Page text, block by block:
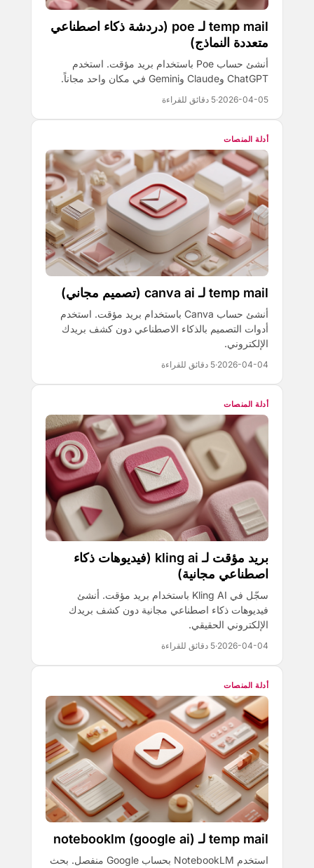
temp mail لـ poe (دردشة ذكاء اصطناعي
متعددة النماذج)
أنشئ حساب Poe باستخدام بريد مؤقت. استخدم
ChatGPT وClaude وGemini في مكان واحد مجاناً.
2026-04-05
·5 دقائق للقراءة
أدلة المنصات
temp mail لـ canva ai (تصميم مجاني)
أنشئ حساب Canva باستخدام بريد مؤقت. استخدم
أدوات التصميم بالذكاء الاصطناعي دون كشف بريدك
الإلكتروني.
2026-04-04
·5 دقائق للقراءة
أدلة المنصات
بريد مؤقت لـ kling ai (فيديوهات ذكاء
اصطناعي مجانية)
سجّل في Kling AI باستخدام بريد مؤقت. أنشئ
فيديوهات ذكاء اصطناعي مجانية دون كشف بريدك
الإلكتروني الحقيقي.
2026-04-04
·5 دقائق للقراءة
أدلة المنصات
temp mail لـ notebooklm (google ai)
استخدم NotebookLM بحساب Google منفصل. بحث